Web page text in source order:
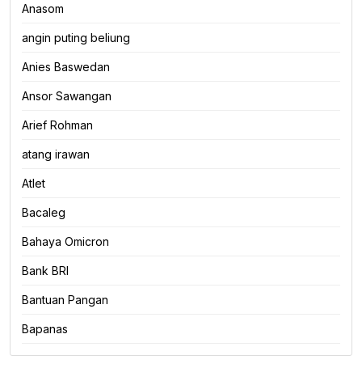
Anasom
angin puting beliung
Anies Baswedan
Ansor Sawangan
Arief Rohman
atang irawan
Atlet
Bacaleg
Bahaya Omicron
Bank BRI
Bantuan Pangan
Bapanas